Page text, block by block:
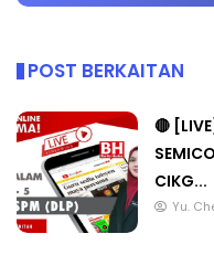
POST BERKAITAN
🔴
CIKG...
Yu.